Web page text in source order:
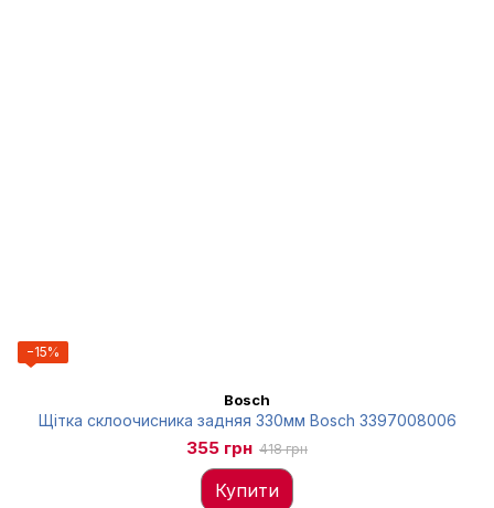
−15%
Bosch
Щітка склоочисника задняя 330мм Bosch 3397008006
355 грн 418 грн
Купити